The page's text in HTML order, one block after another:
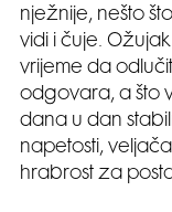
nježnije, nešto
vidi i čuje.
vrijeme da
odgovara, a što
dana u dan
napetosti,
hrabrost za